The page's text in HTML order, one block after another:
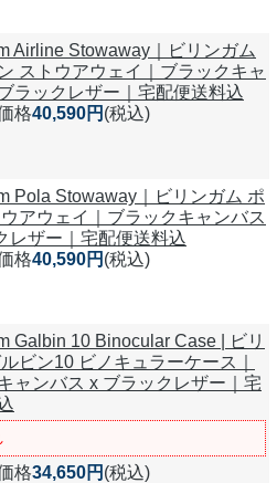
Airline Stowaway｜ビリンガム
ストウアウェイ｜ブラックキャ
ラックレザー｜宅配便送料込
格40,590円 (税込)
Pola Stowaway｜ビリンガム ポ
アウェイ｜ブラックキャンバス
レザー｜宅配便送料込
格40,590円 (税込)
Galbin 10 Binocular Case | ビリ
ビン10 ビノキュラーケース｜
ャンバス x ブラックレザー｜宅
格34,650円 (税込)